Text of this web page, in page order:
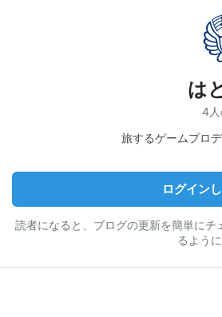
は
4人
旅するゲームプロ
ログイン
読者になると、ブログの更新を簡単に
るよう